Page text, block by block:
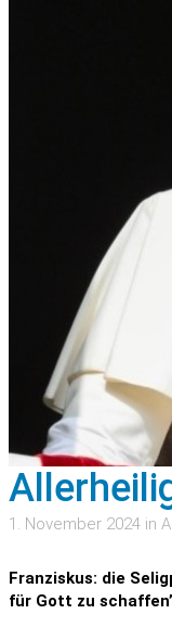
1. November 2024 in
Franziskus: die
für Gott zu